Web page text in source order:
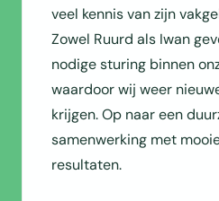
veel kennis van zijn
Zowel Ruurd als Iwan
nodige sturing binnen
waardoor wij weer
krijgen. Op naar een
samenwerking met
resultaten.